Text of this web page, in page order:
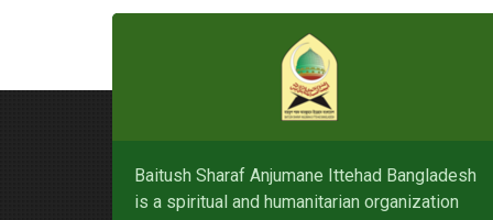
Baitush Sharaf Anjumane Ittehad Bangladesh
is a spiritual and humanitarian organization